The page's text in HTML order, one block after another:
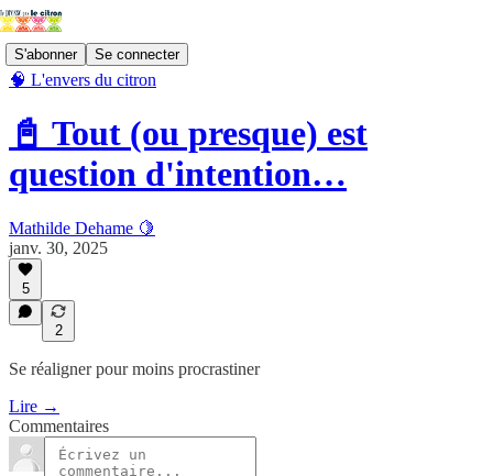
S'abonner Se connecter
🧠 L'envers du citron
📓 Tout (ou presque) est
question d'intention…
Mathilde Dehame 🍋
janv. 30, 2025
5
2
Se réaligner pour moins procrastiner
Lire →
Commentaires